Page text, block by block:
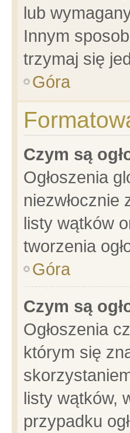
lub
Innym
trzymaj się
Góra
Czym są
Ogłoszenia
listy wątków
tworzenia
Góra
Czym są
Ogłoszenia
którym się
listy wątków,
przypadku